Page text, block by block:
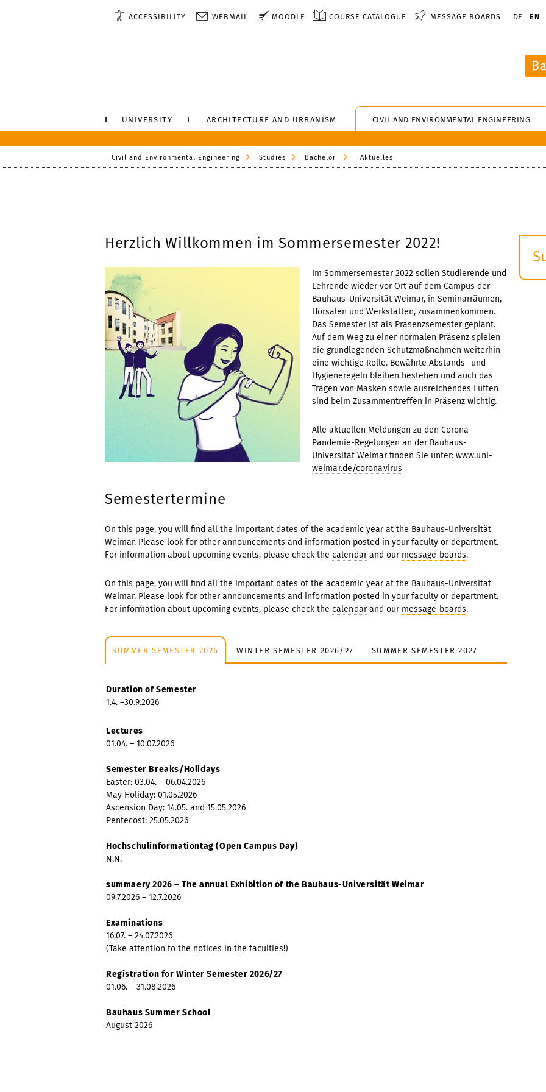
ACCESSIBILITY WEBMAIL MOODLE COURSE CATALOGUE MESSAGE BOARDS DE EN
UNIVERSITY ARCHITECTURE AND URBANISM CIVIL AND ENVIRONMENTAL ENGINEERING
Civil and Environmental Engineering Studies Bachelor Aktuelles
Herzlich Willkommen im Sommersemester 2022!
Im Sommersemester 2022 sollen Studierende und
Lehrende wieder vor Ort auf dem Campus der
Bauhaus-Universität Weimar, in Seminarräumen,
Hörsälen und Werkstätten, zusammenkommen.
Das Semester ist als Präsenzsemester geplant.
Auf dem Weg zu einer normalen Präsenz spielen
die grundlegenden Schutzmaßnahmen weiterhin
eine wichtige Rolle. Bewährte Abstands- und
Hygieneregeln bleiben bestehen und auch das
Tragen von Masken sowie ausreichendes Lüften
sind beim Zusammentreffen in Präsenz wichtig.
Alle aktuellen Meldungen zu den Corona-
Pandemie-Regelungen an der Bauhaus-
Universität Weimar finden Sie unter: www.uni-
weimar.de/coronavirus
Semestertermine
On this page, you will find all the important dates of the academic year at the Bauhaus-Universität
Weimar. Please look for other announcements and information posted in your faculty or department.
For information about upcoming events, please check the calendarand our message boards.
On this page, you will find all the important dates of the academic year at the Bauhaus-Universität
Weimar. Please look for other announcements and information posted in your faculty or department.
For information about upcoming events, please check the calendarand our message boards.
SUMMER SEMESTER 2026 WINTER SEMESTER 2026/27 SUMMER SEMESTER 2027
Duration of Semester
1.4. –30.9.2026
Lectures
01.04. – 10.07.2026
Semester Breaks/Holidays
Easter: 03.04. – 06.04.2026
May Holiday: 01.05.2026
Ascension Day: 14.05. and 15.05.2026
Pentecost: 25.05.2026
Hochschulinformationtag (Open Campus Day)
N.N.
summaery 2026 – The annual Exhibition of the Bauhaus-Universität Weimar
09.7.2026 – 12.7.2026
Examinations
16.07. – 24.07.2026
(Take attention to the notices in the faculties!)
Registration for Winter Semester 2026/27
01.06. – 31.08.2026
Bauhaus Summer School
August 2026